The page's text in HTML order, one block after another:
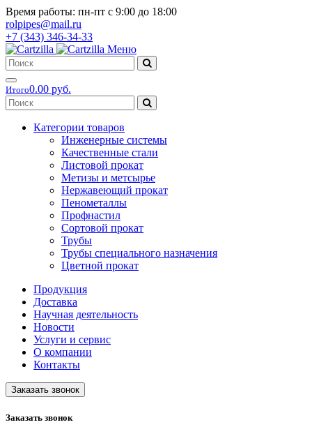
Время работы: пн-пт с 9:00 до 18:00
rolpipes@mail.ru
+7 (343) 346-34-33
Меню
Итого0.00 руб.
Категории товаров
Инженерные системы
Качественные стали
Листовой прокат
Метизы и метсырье
Нержавеющий прокат
Пенометаллы
Профнастил
Сортовой прокат
Трубы
Трубы специального назначения
Цветной прокат
Продукция
Доставка
Научная деятельность
Новости
Услуги и сервис
О компании
Контакты
Заказать звонок
Заказать звонок